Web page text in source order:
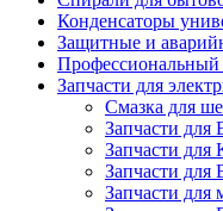
Конденсаторы
Защитные и
Запчасти для
Смазка для
Запчасти для
Запчасти
Запчасти для
Запчасти